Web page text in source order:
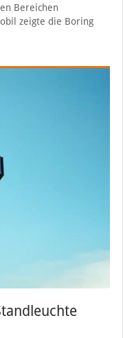
Bereichen
zeigte die Boring